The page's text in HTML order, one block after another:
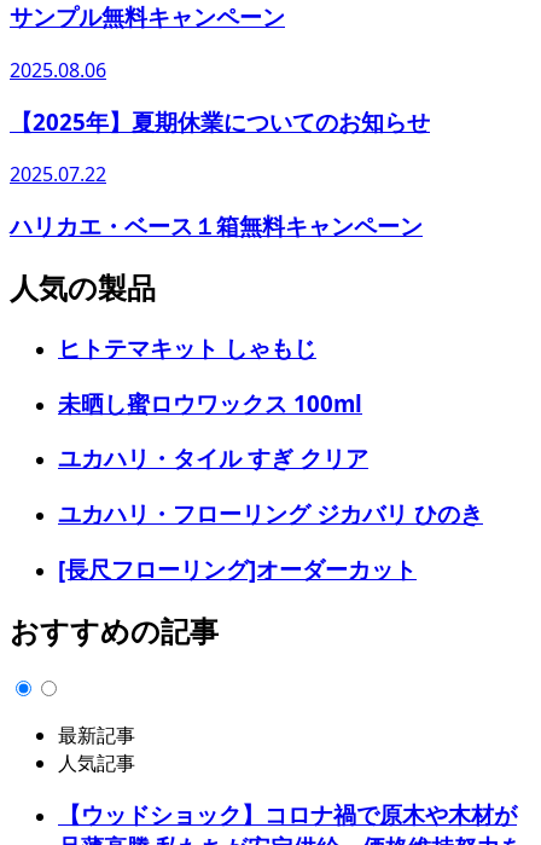
サンプル無料キャンペーン
2025.08.06
【2025年】夏期休業についてのお知らせ
2025.07.22
ハリカエ・ベース１箱無料キャンペーン
人気の製品
ヒトテマキット しゃもじ
未晒し蜜ロウワックス 100ml
ユカハリ・タイル すぎ クリア
ユカハリ・フローリング ジカバリ ひのき
[長尺フローリング]オーダーカット
おすすめの記事
最新記事
人気記事
【ウッドショック】コロナ禍で原木や木材が